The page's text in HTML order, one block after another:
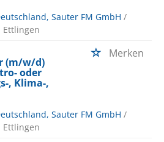
Sauter FM GmbH /
Ettlingen
(m/w/d)
oder
, Klima-,
Merken
Sauter FM GmbH /
Ettlingen